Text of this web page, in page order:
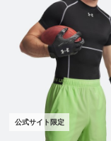
公式サイト限定